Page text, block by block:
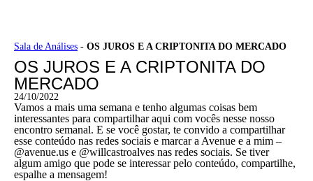
Ir
o
conteúdo
Sala de Análises - OS JUROS E A CRIPTONITA DO MERCADO
OS JUROS E A CRIPTONITA DO
MERCADO
24/10/2022
Vamos a mais uma semana e tenho algumas coisas bem
interessantes para compartilhar aqui com vocês nesse nosso
encontro semanal. E se você gostar, te convido a compartilhar
esse conteúdo nas redes sociais e marcar a Avenue e a mim –
@avenue.us e @willcastroalves nas redes sociais. Se tiver
algum amigo que pode se interessar pelo conteúdo, compartilhe,
espalhe a mensagem!